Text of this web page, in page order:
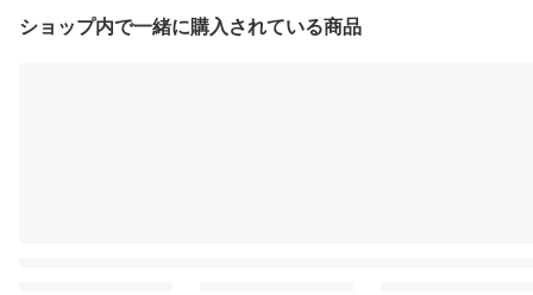
ショップ内で一緒に購入されている商品